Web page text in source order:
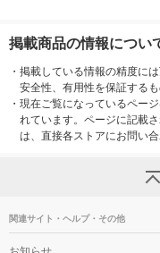
掲載商品の情報につい
・ 掲載している情報の精度に
安全性、有用性を保証するも
・ 現在ご覧になっているペー
れています。ページに記載
は、直接各ストアにお問い合
関連サイト・ヘルプ・その他